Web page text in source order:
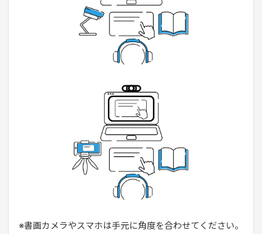
※書画カメラやスマホは手元に角度を合わせてください。